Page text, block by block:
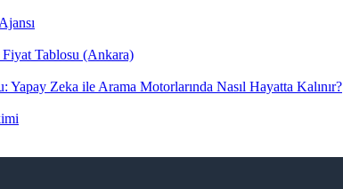
Fiyat Tablosu (Ankara)
Yapay Zeka ile Arama Motorlarında Nasıl Hayatta Kalınır?